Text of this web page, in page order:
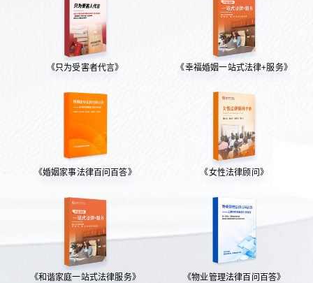
《只为受害者代言》 《幸福婚姻一站式法律+服务》
《婚姻家事法律百问百答》 《女性法律顾问》
《和谐家庭一站式法律服务》 《物业管理法律百问百答》